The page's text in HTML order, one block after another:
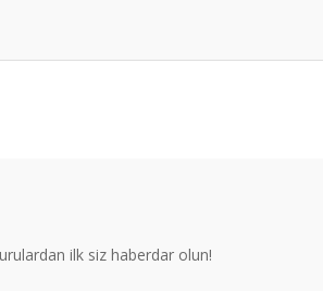
ilk siz haberdar olun!